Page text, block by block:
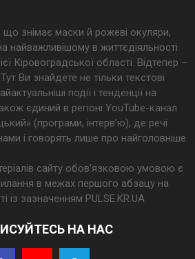
знімає маски й рожеві окуляри,
найважливішому в життєдіяльності
Кіровоградської області. Відтепер –
Ви знайдете не тільки текстові
події і тенденції на
єдиний в регіоні YouTube-канал
(програми, інтерв’ю), де речі
і говорять лише про найголовніше.
сайту обов'язковою умовою є
в межах першого абзацу на
із зазначенням PULSE.KR.UA
НА НАС